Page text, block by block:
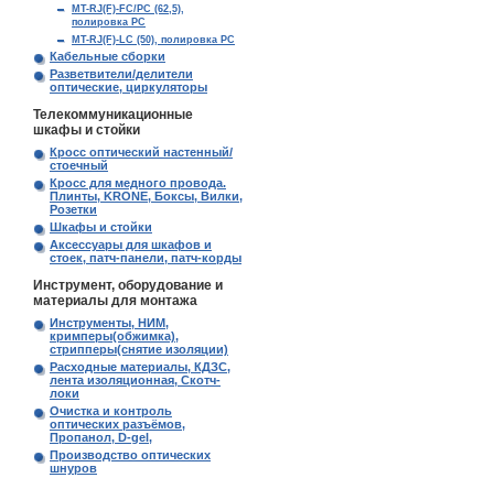
MT-RJ(F)-FC/PC (62,5),
полировка PC
MT-RJ(F)-LC (50), полировка PC
Кабельные сборки
Разветвители/делители
оптические, циркуляторы
Телекоммуникационные
шкафы и стойки
Кросс оптический настенный/
стоечный
Кросс для медного провода.
Плинты, KRONE, Боксы, Вилки,
Розетки
Шкафы и стойки
Аксессуары для шкафов и
стоек, патч-панели, патч-корды
Инструмент, оборудование и
материалы для монтажа
Инструменты, НИМ,
кримперы(обжимка),
стрипперы(снятие изоляции)
Расходные материалы, КДЗС,
лента изоляционная, Скотч-
локи
Очистка и контроль
оптических разъёмов,
Пропанол, D-gel,
Производство оптических
шнуров